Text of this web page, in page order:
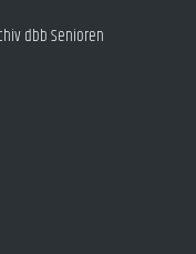
dbb Senioren